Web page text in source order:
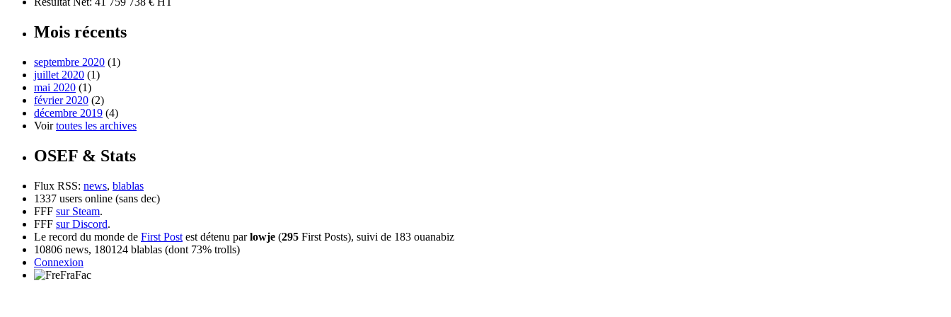
Mois récents
septembre 2020 (1)
juillet 2020 (1)
mai 2020 (1)
février 2020 (2)
décembre 2019 (4)
Voirtoutes les archives
OSEF & Stats
Flux RSS: news, blablas
1337 users online (sans dec)
FFF sur Steam.
FFF sur Discord.
Le record du monde de First Post est détenu parlowje (295 First Posts), suivi de 183 ouanabiz
10806 news, 180124 blablas (dont 73% trolls)
Connexion